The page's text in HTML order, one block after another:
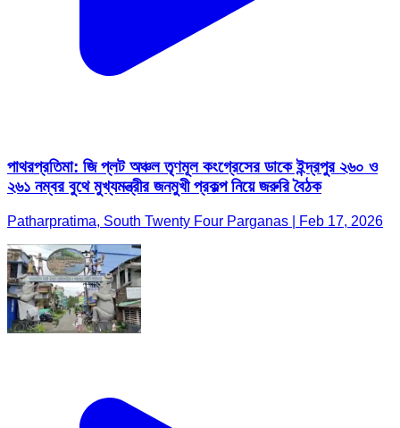
পাথরপ্রতিমা: জি প্লট অঞ্চল তৃণমূল কংগ্রেসের ডাকে ইন্দ্রপুর ২৬০ ও
২৬১ নম্বর বুথে মুখ্যমন্ত্রীর জনমুখী প্রকল্প নিয়ে জরুরি বৈঠক
Patharpratima, South Twenty Four Parganas | Feb 17, 2026